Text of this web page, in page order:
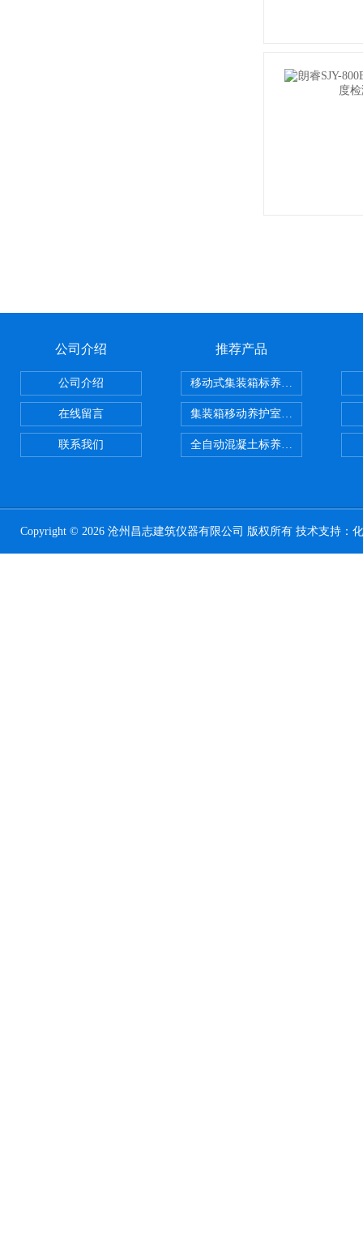
公司介绍
公司介绍
在线留言
联系我们
推荐产品
移动式集装箱标养室 养护室设备
集装箱移动养护室 标养室
全自动混凝土标养室恒温恒湿设备
Copyright © 2026 沧州昌志建筑仪器有限公司 版权所有 技术支持：